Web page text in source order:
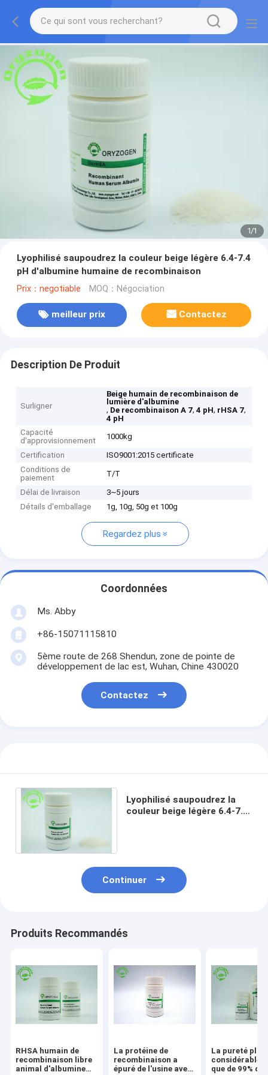
1/1
Lyophilisé saupoudrez la couleur beige légère 6.4-7.4
pH d'albumine humaine de recombinaison
Prix：negotiable MOQ：Négociation
meilleur prix Contactez
Description De Produit
Surligner
Beige humain de recombinaison de
lumière d'albumine
, De recombinaison A 7,4 pH, rHSA 7,
4 pH
Capacité
d'approvisionnement
1000kg
Certification
ISO9001:2015 certificate
Conditions de
paiement
T/T
Délai de livraison
3~5 jours
Détails d'emballage
1g, 10g, 50g et 100g
Regardez plus
Coordonnées
Ms. Abby
+86-15071115810
5ème route de 268 Shendun, zone de pointe de
développement de lac est, Wuhan, Chine 430020
Contactez
Lyophilisé saupoudrez la
couleur beige légère 6.4-7.4
Continuer
Produits Recommandés
RHSA humain de
recombinaison libre
animal d'albumine
La protéine de
recombinaison a
épuré de l'usine avec
La pureté plus
que de 99% de